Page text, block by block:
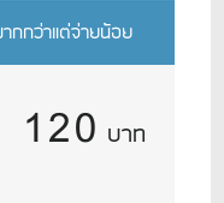
กกว่าแต่จ่ายน้อย
120 บาท